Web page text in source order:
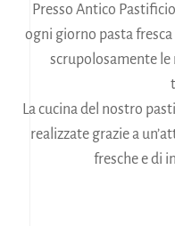
Presso Antico
ogni giorno pasta
scrupolosamente
La cucina del nostro
realizzate grazie a
fresche e di